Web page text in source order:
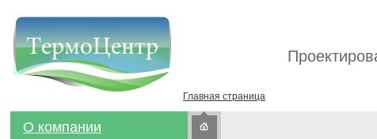
Главная страница
О компании